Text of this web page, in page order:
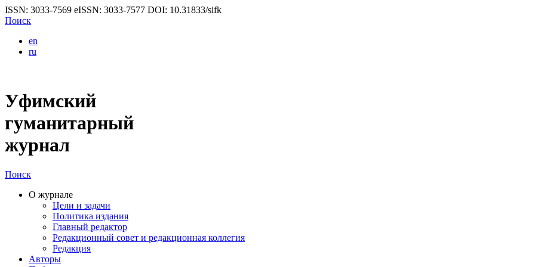
ISSN: 3033-7569 eISSN: 3033-7577 DOI: 10.31833/sifk
Поиск
en
ru
Уфимский
гуманитарный
журнал
Поиск
О журнале
Цели и задачи
Политика издания
Главный редактор
Редакционный совет и редакционная коллегия
Редакция
Авторы